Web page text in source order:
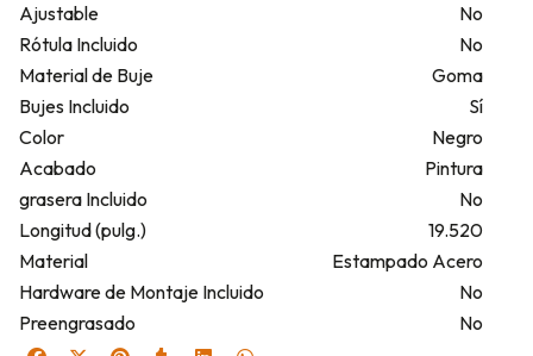
Ajustable
No
Rótula Incluido
No
Material de Buje
Goma
Bujes Incluido
Sí
Color
Negro
Acabado
Pintura
grasera Incluido
No
Longitud (pulg.)
19.520
Material
Estampado Acero
Hardware de Montaje Incluido
No
Preengrasado
No